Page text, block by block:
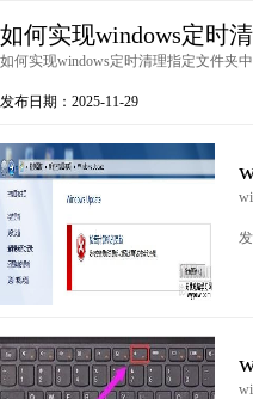
如何实现windows定时
如何实现windows定时清理指定文件夹
发布日期：2025-11-29